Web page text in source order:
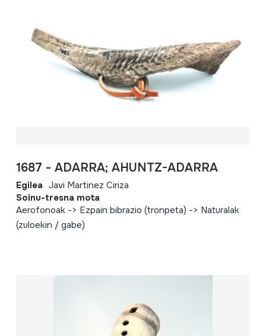
1687 - ADARRA; AHUNTZ-ADARRA
Egilea Javi Martinez Ciriza
Soinu-tresna mota
Aerofonoak -> Ezpain bibrazio (tronpeta) -> Naturalak
(zuloekin / gabe)